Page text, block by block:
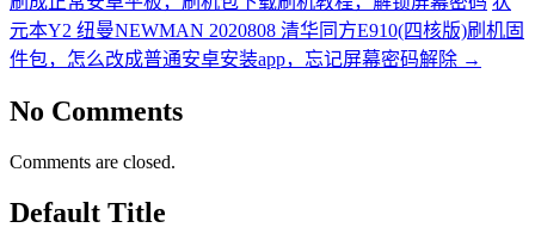
元本Y2 纽曼NEWMAN 2020808 清华同方E910(四核版)刷机固
件包，怎么改成普通安卓安装app，忘记屏幕密码解除 →
No Comments
Comments are closed.
Default Title